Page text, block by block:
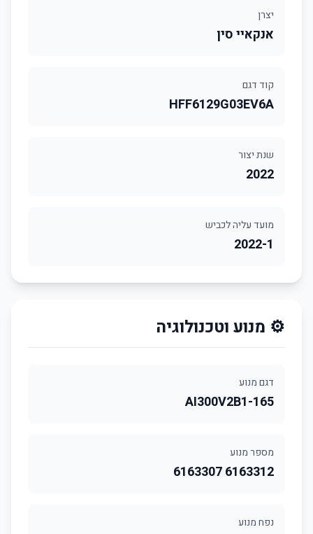
יצרן
אנקאיי סין
קוד דגם
HFF6129G03EV6A
שנת יצור
2022
מועד עליה לכביש
2022-1
⚙️ מנוע וטכנולוגיה
דגם מנוע
AI300V2B1-165
מספר מנוע
6163312 6163307
נפח מנוע